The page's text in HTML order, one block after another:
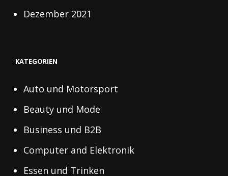
Dezember 2021
KATEGORIEN
Auto und Motorsport
Beauty und Mode
Business und B2B
Computer and Elektronik
Essen und Trinken